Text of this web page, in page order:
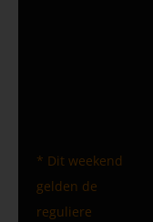
* Dit weekend
gelden de
reguliere